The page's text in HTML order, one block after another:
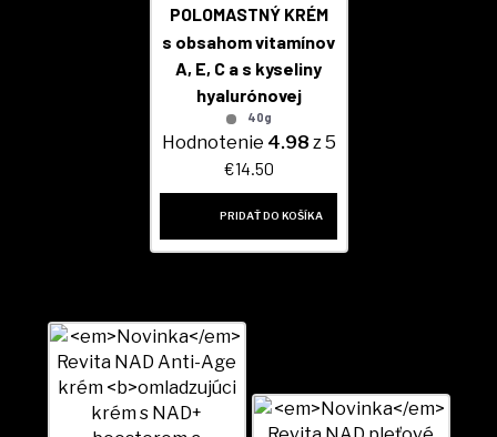
POLOMASTNÝ KRÉM
s obsahom vitamínov
A, E, C a s kyseliny
hyalurónovej
40g
Hodnotenie 4.98 z 5
€14.50
PRIDAŤ DO KOŠÍKA